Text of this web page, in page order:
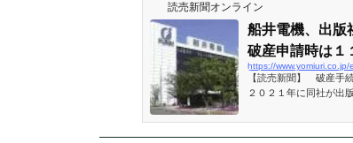
読売新聞オンライン
船井電機、出
破産申請時は１
https://
【読売新聞】 破産手
２０２１年に同社が出
入手した資料と東京商